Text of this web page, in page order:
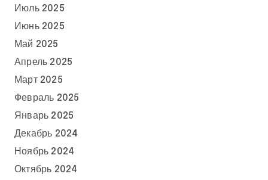
Июль 2025
Июнь 2025
Май 2025
Апрель 2025
Март 2025
Февраль 2025
Январь 2025
Декабрь 2024
Ноябрь 2024
Октябрь 2024